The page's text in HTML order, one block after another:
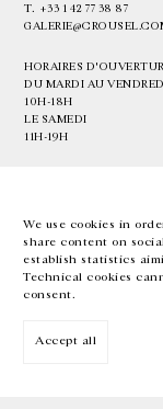
We use cookies in
share content on
establish statistics
Technical cookies
consent.
Accept all
T. +33 1 42 77 38 87
HORAIRES
DU MARDI AU
10H-18H
LE SAMEDI
11H-19H
EN FR 中文
Inscrivez-vous à notre